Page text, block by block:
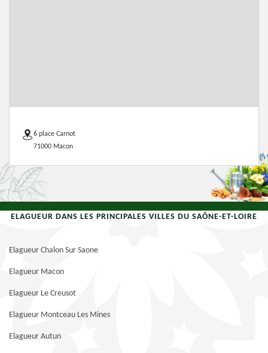
6 place Carnot
71000 Macon
ELAGUEUR DANS LES PRINCIPALES VILLES DU SAÔNE-ET-LOIRE
Elagueur Chalon Sur Saone
Elagueur Macon
Elagueur Le Creusot
Elagueur Montceau Les Mines
Elagueur Autun